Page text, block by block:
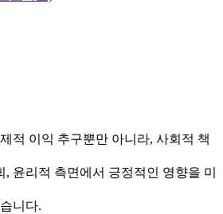
적 이익 추구뿐만 아니라, 사회적 책
, 윤리적 측면에서 긍정적인 영향을 미
니다.